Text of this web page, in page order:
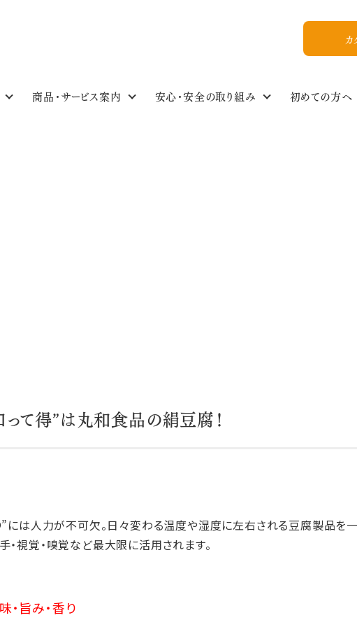
商品・サービス案内 安心・安全の取り組み 初めての方へ
て得”は丸和食品の絹豆腐！
”には人力が不可欠。日々変わる温度や湿度に左右される豆腐製品を
・視覚・嗅覚など最大限に活用されます。
旨み・香り